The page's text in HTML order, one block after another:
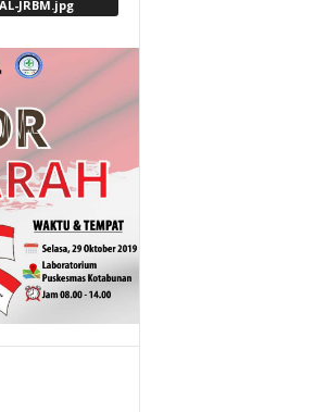
JRBM.jpg